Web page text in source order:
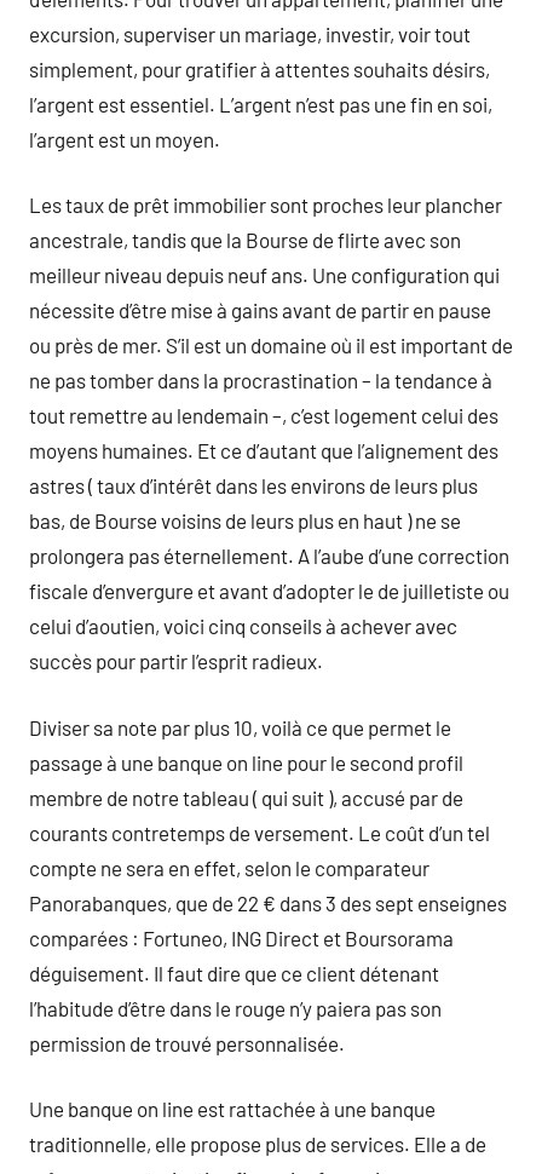
excursion, superviser un mariage, investir, voir tout
simplement, pour gratifier à attentes souhaits désirs,
l’argent est essentiel. L’argent n’est pas une fin en soi,
l’argent est un moyen.
Les taux de prêt immobilier sont proches leur plancher
ancestrale, tandis que la Bourse de flirte avec son
meilleur niveau depuis neuf ans. Une configuration qui
nécessite d’être mise à gains avant de partir en pause
ou près de mer. S’il est un domaine où il est important de
ne pas tomber dans la procrastination – la tendance à
tout remettre au lendemain –, c’est logement celui des
moyens humaines. Et ce d’autant que l’alignement des
astres ( taux d’intérêt dans les environs de leurs plus
bas, de Bourse voisins de leurs plus en haut ) ne se
prolongera pas éternellement. A l’aube d’une correction
fiscale d’envergure et avant d’adopter le de juilletiste ou
celui d’aoutien, voici cinq conseils à achever avec
succès pour partir l’esprit radieux.
Diviser sa note par plus 10, voilà ce que permet le
passage à une banque on line pour le second profil
membre de notre tableau ( qui suit ), accusé par de
courants contretemps de versement. Le coût d’un tel
compte ne sera en effet, selon le comparateur
Panorabanques, que de 22 € dans 3 des sept enseignes
comparées : Fortuneo, ING Direct et Boursorama
déguisement. Il faut dire que ce client détenant
l’habitude d’être dans le rouge n’y paiera pas son
permission de trouvé personnalisée.
Une banque on line est rattachée à une banque
traditionnelle, elle propose plus de services. Elle a de